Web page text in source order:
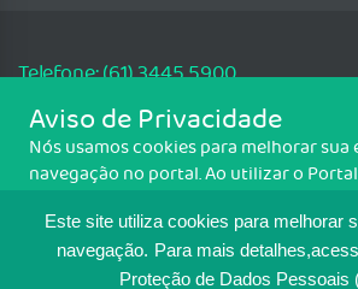
Este site utiliza cookies para melhorar
navegação. Para mais
Proteção de Dados Pessoais
Telefone: (61) 3445 5900
Email: cfm@portalmedico.org.br
SGAS 616, Conjunto D, Lote 115, L2 Sul, Brasília/
CNPJ: 33.583.550/0001-30
MAPA DO SITE
Aviso de Privacidade
Nós usamos cookies para melhorar
navegação no portal. Ao utilizar o
Para ter mais informações sobre como
Política de cookies. Se você concorda,